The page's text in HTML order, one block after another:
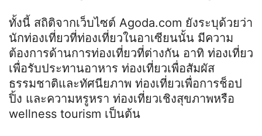
ทั้งนี้ สถิติจากเว็บไซต์ Agoda.com ยังระบุด้วยว่า
นักท่องเที่ยวที่ท่องเที่ยวในอาเซียนนั้น มีความ
ต้องการด้านการท่องเที่ยวที่ต่างกัน อาทิ ท่องเที่ยว
เพื่อรับประทานอาหาร ท่องเที่ยวเพื่อสัมผัส
ธรรมชาติและทัศนียภาพ ท่องเที่ยวเพื่อการช็อป
ปิ้ง และความหรูหรา ท่องเที่ยวเชิงสุขภาพหรือ
wellness tourism เป็นต้น